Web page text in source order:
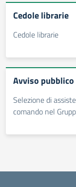
Cedole librarie
Cedole librarie
Avviso pubblico
Selezione di
comando nel